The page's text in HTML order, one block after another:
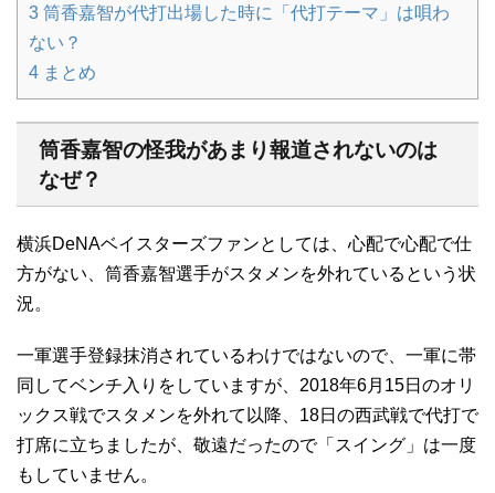
3 筒香嘉智が代打出場した時に「代打テーマ」は唄わ
ない？
4 まとめ
筒香嘉智の怪我があまり報道されないのは
なぜ？
横浜DeNAベイスターズファンとしては、心配で心配で仕
方がない、筒香嘉智選手がスタメンを外れているという状
況。
一軍選手登録抹消されているわけではないので、一軍に帯
同してベンチ入りをしていますが、2018年6月15日のオリ
ックス戦でスタメンを外れて以降、18日の西武戦で代打で
打席に立ちましたが、敬遠だったので「スイング」は一度
もしていません。